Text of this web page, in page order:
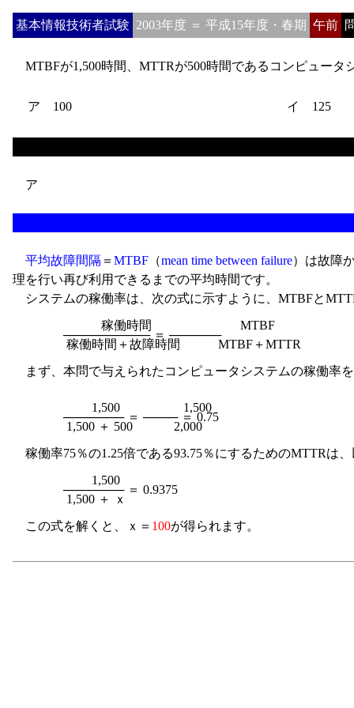
基本情報技術者試験 2003年度 ＝ 平成15年度・春期 午前
MTBFが1,500時間、MTTRが500時間であるコンピュータ
ア 100 イ 125
ア
平均故障間隔 ＝ MTBF （mean time between failure）は故障
理を行い再び利用できるまでの平均時間です。
システムの稼働率は、次の式に示すように、MTBFと
稼働時間　　　　　　　MTBF
────────── ＝ ──────
まず、本問で与えられたコンピュータシステムの稼働率を
1,500　　　　　1,500
─────── ＝ ──── ＝ 0.75
稼働率75％の1.25倍である93.75％にするためのMTTRは、
1,500
─────── ＝ 0.9375
この式を解くと、ｘ＝ 100が得られます。